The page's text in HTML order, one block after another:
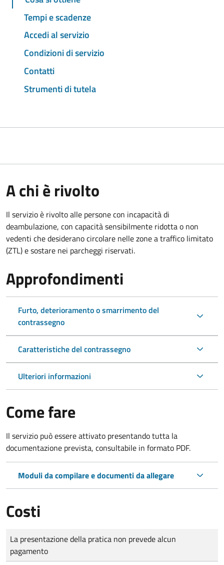
Tempi e scadenze
Accedi al servizio
Condizioni di servizio
Contatti
Strumenti di tutela
A chi è rivolto
Il servizio è rivolto alle persone con incapacità di
deambulazione, con capacità sensibilmente ridotta o non
vedenti che desiderano circolare nelle zone a traffico limitato
(ZTL) e sostare nei parcheggi riservati.
Approfondimenti
Furto, deterioramento o smarrimento del
contrassegno
Caratteristiche del contrassegno
Ulteriori informazioni
Come fare
Il servizio può essere attivato presentando tutta la
documentazione prevista, consultabile in formato PDF.
Moduli da compilare e documenti da allegare
Costi
Tipo di pagamento
Importo
La presentazione della pratica non prevede alcun
pagamento